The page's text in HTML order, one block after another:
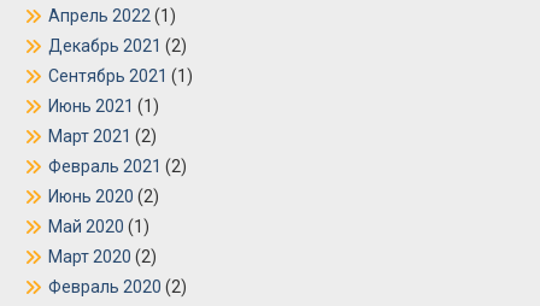
Апрель 2022 (1)
Декабрь 2021 (2)
Сентябрь 2021 (1)
Июнь 2021 (1)
Март 2021 (2)
Февраль 2021 (2)
Июнь 2020 (2)
Май 2020 (1)
Март 2020 (2)
Февраль 2020 (2)